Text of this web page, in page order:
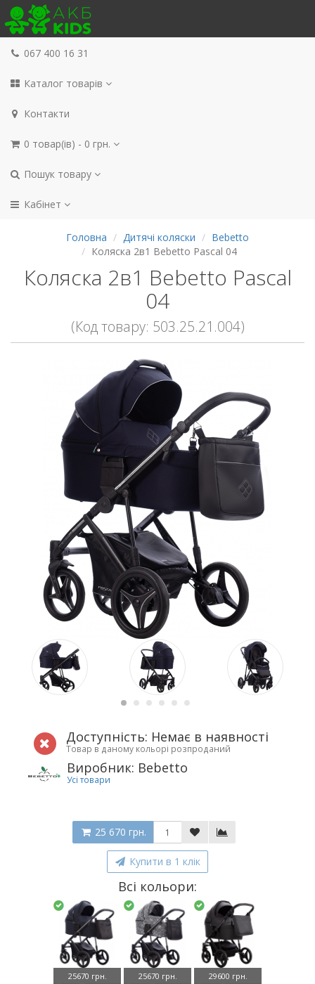
067 400 16 31
Каталог товарів
Контакти
0 товар(ів) - 0 грн.
Пошук товару
Кабінет
Головна Дитячі коляски
Bebetto
Коляска 2в1 Bebetto Pascal 04
Коляска 2в1 Bebetto Pascal
04
(Код товару: 503.25.21.004)
Доступність: Немає в наявності
Товар в даному кольорі розпроданий
Виробник: Bebetto
Усі товари
25 670 грн.
Купити в 1 клік
Всі кольори:
25670 грн. 25670 грн. 29600 грн.